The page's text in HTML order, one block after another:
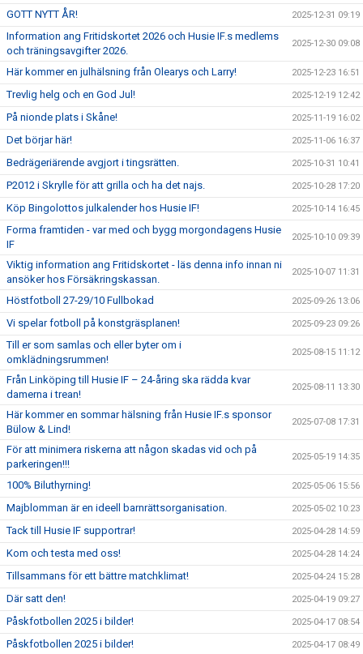
GOTT NYTT ÅR! 2025-12-31 09:19
Information ang Fritidskortet 2026 och Husie IF.s medlems
och träningsavgifter 2026.
2025-12-30 09:08
Här kommer en julhälsning från Olearys och Larry! 2025-12-23 16:51
Trevlig helg och en God Jul! 2025-12-19 12:42
På nionde plats i Skåne! 2025-11-19 16:02
Det börjar här! 2025-11-06 16:37
Bedrägeriärende avgjort i tingsrätten. 2025-10-31 10:41
P2012 i Skrylle för att grilla och ha det najs. 2025-10-28 17:20
Köp Bingolottos julkalender hos Husie IF! 2025-10-14 16:45
Forma framtiden - var med och bygg morgondagens Husie
IF
2025-10-10 09:39
Viktig information ang Fritidskortet - läs denna info innan ni
ansöker hos Försäkringskassan.
2025-10-07 11:31
Höstfotboll 27-29/10 Fullbokad 2025-09-26 13:06
Vi spelar fotboll på konstgräsplanen! 2025-09-23 09:26
Till er som samlas och eller byter om i
omklädningsrummen!
2025-08-15 11:12
Från Linköping till Husie IF – 24-åring ska rädda kvar
damerna i trean!
2025-08-11 13:30
Här kommer en sommar hälsning från Husie IF.s sponsor
Bülow & Lind!
2025-07-08 17:31
För att minimera riskerna att någon skadas vid och på
parkeringen!!!
2025-05-19 14:35
100% Biluthyrning! 2025-05-06 15:56
Majblomman är en ideell barnrättsorganisation. 2025-05-02 10:23
Tack till Husie IF supportrar! 2025-04-28 14:59
Kom och testa med oss! 2025-04-28 14:24
Tillsammans för ett bättre matchklimat! 2025-04-24 15:28
Där satt den! 2025-04-19 09:27
Påskfotbollen 2025 i bilder! 2025-04-17 08:54
Påskfotbollen 2025 i bilder! 2025-04-17 08:49